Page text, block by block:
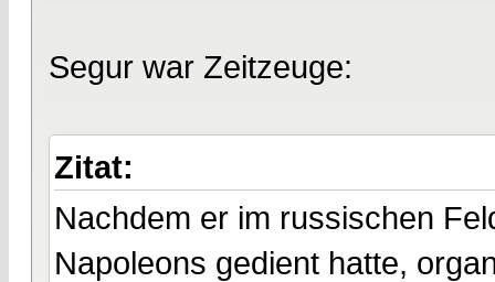
Segur war Zeitzeuge:
Zitat:
Nachdem er im russischen
Napoleons gedient hatte,